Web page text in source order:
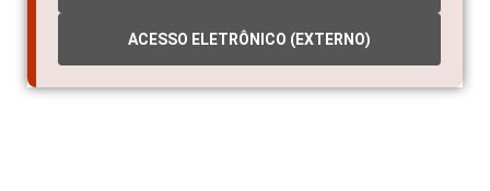
ACESSO ELETRÔNICO (EXTERNO)